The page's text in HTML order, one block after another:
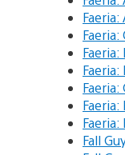
Faeria:
Faeria:
Faeria:
Fall